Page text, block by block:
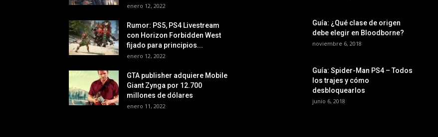
enero 12, 2022
Rumor: PS5, PS4 Livestream
con Horizon Forbidden West
fijado para principios...
enero 12, 2022
GTA publisher adquiere Mobile
Giant Zynga por 12.700
millones de dólares
enero 11, 2022
Guía: ¿Qué clase de origen
debe elegir en Bloodborne?
noviembre 6, 2018
Guía: Spider-Man PS4 – Todos
los trajes y cómo
desbloquearlos
junio 6, 2018